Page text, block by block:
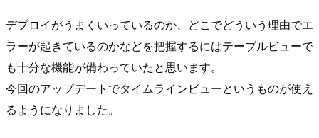
デプロイがうまくいっているのか、どこでどういう理由でエ
ラーが起きているのかなどを把握するにはテーブルビューで
も十分な機能が備わっていたと思います。
今回のアップデートでタイムラインビューというものが使え
るようになりました。